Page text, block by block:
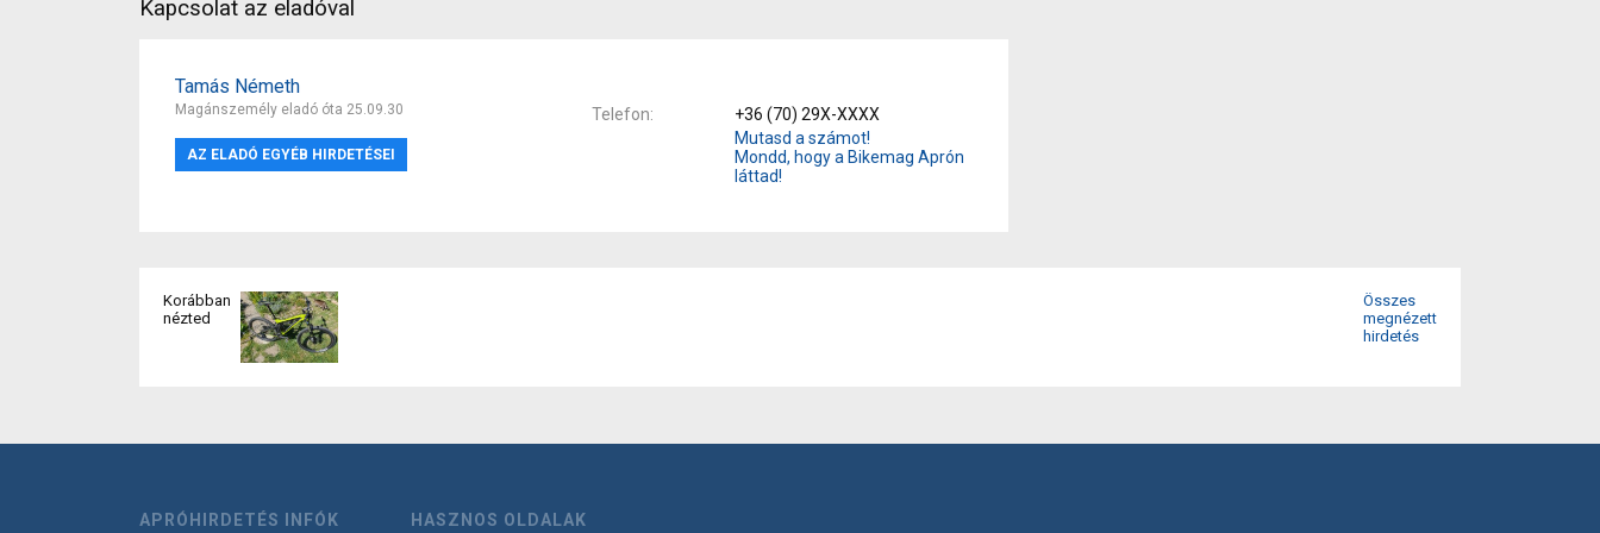
Kapcsolat az eladóval
Tamás Németh
Magánszemély eladó óta 25.09.30
AZ ELADÓ EGYÉB HIRDETÉSEI
Telefon
+36 (70) 29X-XXXX
Mutasd a számot!
Mondd, hogy a Bikemag Aprón
láttad!
Korábban
nézted
Összes
megnézett
hirdetés
APRÓHIRDETÉS INFÓK HASZNOS OLDALAK